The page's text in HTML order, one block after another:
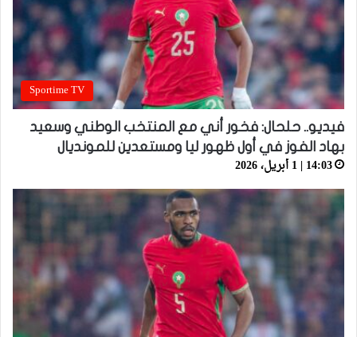
Sportime TV
فيديو.. حلحال: فخور أني مع المنتخب الوطني وسعيد
بهاد الفوز في أول ظهور ليا ومستعدين للمونديال
14:03 | 1 أبريل، 2026